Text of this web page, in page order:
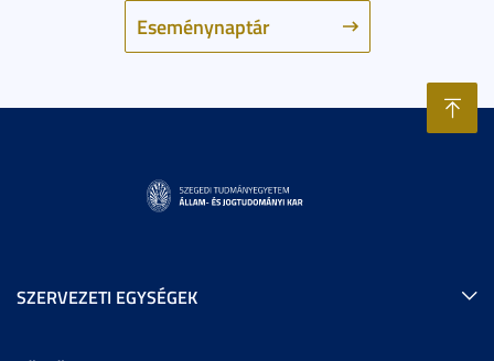
Eseménynaptár
SZERVEZETI EGYSÉGEK